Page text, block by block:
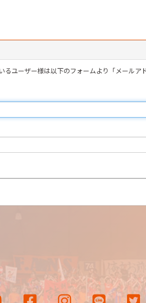
るユーザー様は以下のフォームより「メールア